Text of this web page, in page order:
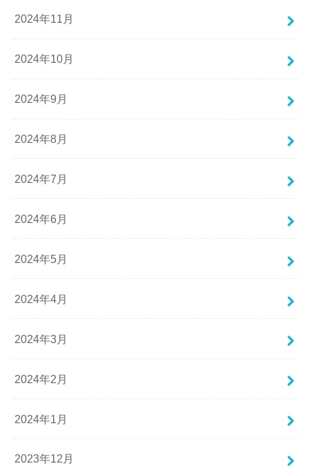
2024年11月
2024年10月
2024年9月
2024年8月
2024年7月
2024年6月
2024年5月
2024年4月
2024年3月
2024年2月
2024年1月
2023年12月